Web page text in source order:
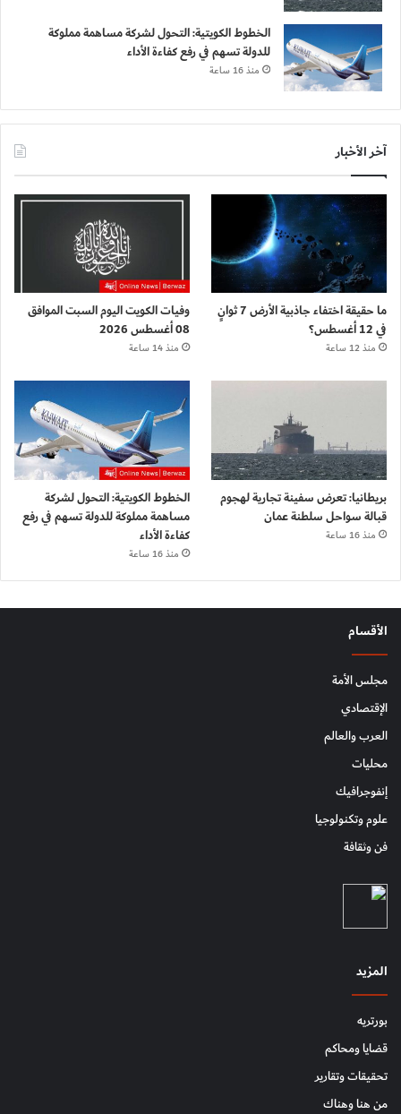
الخطوط الكويتية: التحول لشركة مساهمة مملوكة
للدولة تسهم في رفع كفاءة الأداء
منذ 16 ساعة
آخر الأخبار
ما حقيقة اختفاء جاذبية الأرض 7 ثوانٍ
في 12 أغسطس؟
منذ 12 ساعة
وفيات الكويت اليوم السبت الموافق
08 أغسطس 2026
منذ 14 ساعة
بريطانيا: تعرض سفينة تجارية لهجوم
قبالة سواحل سلطنة عمان
منذ 16 ساعة
الخطوط الكويتية: التحول لشركة
مساهمة مملوكة للدولة تسهم في رفع
كفاءة الأداء
منذ 16 ساعة
الأقسام
مجلس الأمة
الإقتصادي
العرب والعالم
محليات
إنفوجرافيك
علوم وتكنولوجيا
فن وثقافة
المزيد
بورتريه
قضايا ومحاكم
تحقيقات وتقارير
من هنا وهناك